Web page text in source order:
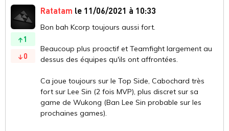
1
0
Ratatam le 11/06/2021 à 10:33
Bon bah Kcorp toujours aussi fort.
Beaucoup plus proactif et Teamfight largement au
dessus des équipes qu'ils ont affrontées.
Ca joue toujours sur le Top Side, Cabochard très
fort sur Lee Sin (2 fois MVP), plus discret sur sa
game de Wukong (Ban Lee Sin probable sur les
prochaines games).